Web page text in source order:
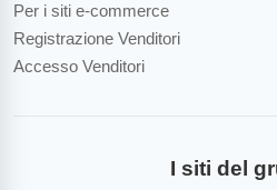
Per i siti e-commerce
Registrazione Venditori
Accesso Venditori
I siti del